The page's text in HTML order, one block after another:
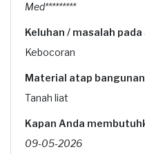
Med*********
Keluhan / masalah
Kebocoran
Material atap
Tanah liat
Kapan Anda
09-05-2026